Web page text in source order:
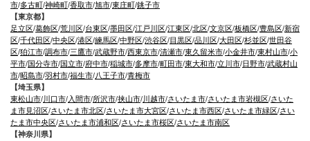
市/多古町/神崎町/香取市/旭市/東庄町/銚子市
【東京都】
足立区/葛飾区/荒川区/台東区/墨田区/江戸川区/江東区/北区/文京区/板橋区/豊島区/新宿
区/千代田区/中央区/港区/練馬区/中野区/渋谷区/目黒区/品川区/大田区/杉並区/世田谷
区/狛江市/調布市/三鷹市/武蔵野市/西東京市/清瀬市/東久留米市/小金井市/東村山市/小
平市/国分寺市/国立市/府中市/稲城市/多摩市/町田市/東大和市/立川市/日野市/武蔵村山
市/昭島市/羽村市/福生市/八王子市/青梅市
【埼玉県】
東松山市/川口市/入間市/所沢市/挟山市/川越市/さいたま市/さいたま市岩槻区/さいた
ま市見沼区/さいたま市北区/さいたま市大宮区/さいたま市西区/さいたま市緑区/さい
たま市中央区/さいたま市浦和区/さいたま市桜区/さいたま市南区
【神奈川県】